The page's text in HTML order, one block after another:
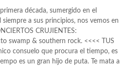
década, sumergido en el
a sus principios, nos vemos en
CRUJIENTES:
swamp & southern rock. <<<< TUS
consuelo que procura el tiempo, es
es un gran hijo de puta. Te mata a